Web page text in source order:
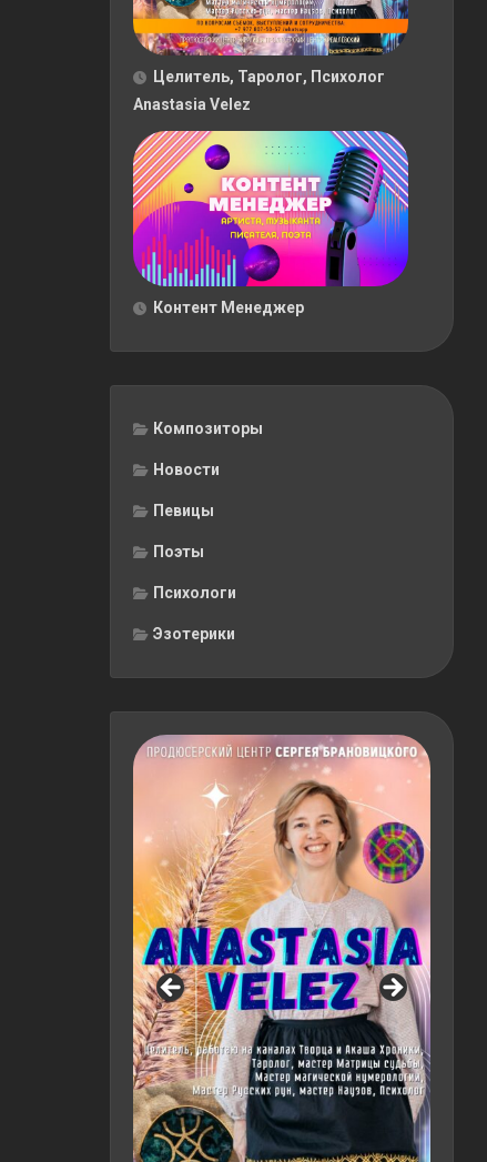
Целитель, Таролог, Психолог
Anastasia Velez
Контент Менеджер
Композиторы
Новости
Певицы
Поэты
Психологи
Эзотерики